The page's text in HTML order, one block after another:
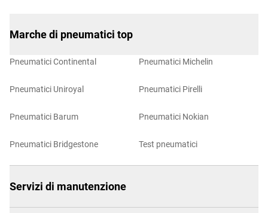
Marche di pneumatici top
Pneumatici Continental
Pneumatici Uniroyal
Pneumatici Barum
Pneumatici Bridgestone
Pneumatici Michelin
Pneumatici Pirelli
Pneumatici Nokian
Test pneumatici
Servizi di manutenzione